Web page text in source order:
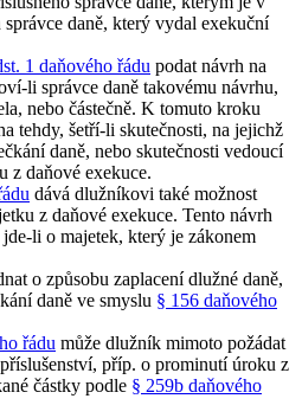
daně, který vydal exekuční
1 daňového řádu podat návrh na
li správce daně takovému návrhu,
nebo částečně. K tomuto kroku
tehdy, šetří-li skutečnosti, na jejichž
daně, nebo skutečnosti vedoucí
z daňové exekuce.
dává dlužníkovi také možnost
z daňové exekuce. Tento návrh
li o majetek, který je zákonem
o způsobu zaplacení dlužné daně,
daně ve smyslu § 156 daňového
řádu může dlužník mimoto požádat
příp. o prominutí úroku z
částky podle § 259b daňového